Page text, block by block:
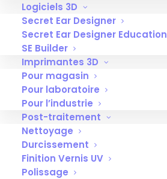
Logiciels 3D
Secret Ear Designer
Secret Ear Designer Education
SE Builder
Imprimantes 3D
Pour magasin
Pour laboratoire
Pour l’industrie
Post-traitement
Nettoyage
Durcissement
Finition Vernis UV
Polissage